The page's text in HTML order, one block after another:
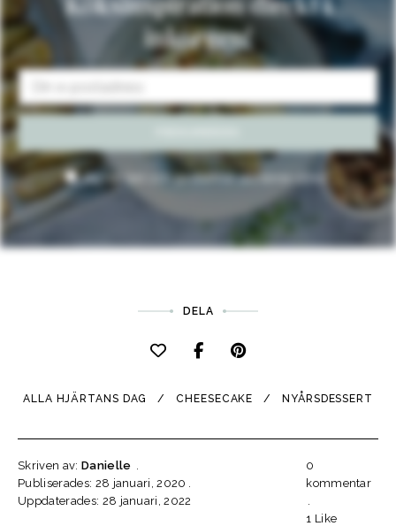
inkorgen!
Jag har läst och godkännerallmänna villkor
DELA
ALLA HJÄRTANS DAG CHEESECAKE NYÅRSDESSERT
Skriven av: Danielle
Publiserades: 28 januari, 2020
Uppdaterades: 28 januari, 2022
0
kommentar
1 Like